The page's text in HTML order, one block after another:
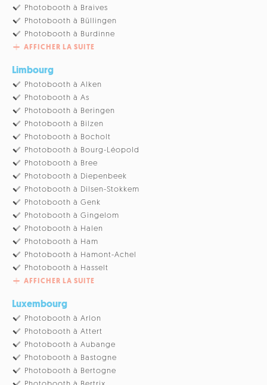
Photobooth à Braives
Photobooth à Büllingen
Photobooth à Burdinne
AFFICHER LA SUITE
Limbourg
Photobooth à Alken
Photobooth à As
Photobooth à Beringen
Photobooth à Bilzen
Photobooth à Bocholt
Photobooth à Bourg-Léopold
Photobooth à Bree
Photobooth à Diepenbeek
Photobooth à Dilsen-Stokkem
Photobooth à Genk
Photobooth à Gingelom
Photobooth à Halen
Photobooth à Ham
Photobooth à Hamont-Achel
Photobooth à Hasselt
AFFICHER LA SUITE
Luxembourg
Photobooth à Arlon
Photobooth à Attert
Photobooth à Aubange
Photobooth à Bastogne
Photobooth à Bertogne